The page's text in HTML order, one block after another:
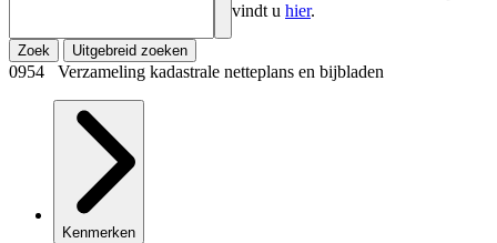
vindt u hier.
Zoek Uitgebreid zoeken
0954 Verzameling kadastrale netteplans en bijbladen
Kenmerken